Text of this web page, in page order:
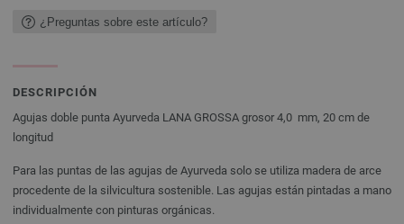
¿Preguntas sobre este artículo?
DESCRIPCIÓN
Agujas doble punta Ayurveda LANA GROSSA grosor 4,0 mm, 20 cm de
longitud
Para las puntas de las agujas de Ayurveda solo se utiliza madera de arce
procedente de la silvicultura sostenible. Las agujas están pintadas a mano
individualmente con pinturas orgánicas.